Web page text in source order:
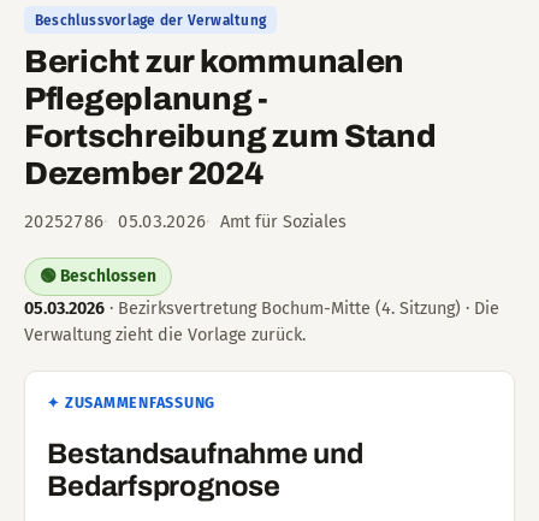
Beschlussvorlage der Verwaltung
Bericht zur kommunalen
Pflegeplanung -
Fortschreibung zum Stand
Dezember 2024
20252786 05.03.2026 Amt für Soziales
🟢 Beschlossen
05.03.2026 · Bezirksvertretung Bochum-Mitte (4. Sitzung) · Die
Verwaltung zieht die Vorlage zurück.
✦ ZUSAMMENFASSUNG
Bestandsaufnahme und
Bedarfsprognose